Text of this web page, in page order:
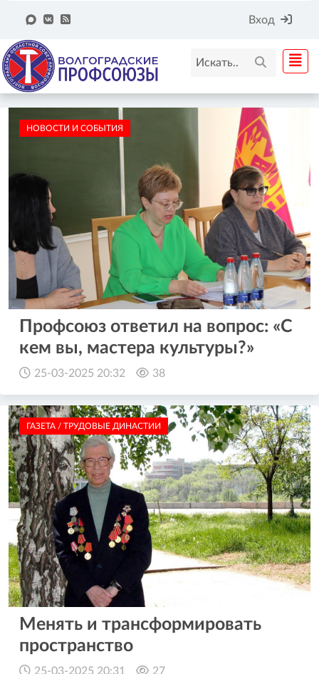
Вход
НОВОСТИ И СОБЫТИЯ
Профсоюз ответил на вопрос: «С
кем вы, мастера культуры?»
25-03-2025 20:32 38
ГАЗЕТА / ТРУДОВЫЕ ДИНАСТИИ
Менять и трансформировать
пространство
25-03-2025 20:31 27